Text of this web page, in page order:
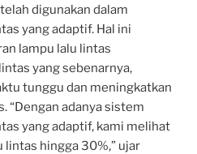
digunakan dalam
yang adaptif. Hal ini
lampu lalu lintas
yang sebenarnya,
tunggu dan meningkatkan
“Dengan adanya sistem
yang adaptif, kami melihat
hingga 30%,” ujar